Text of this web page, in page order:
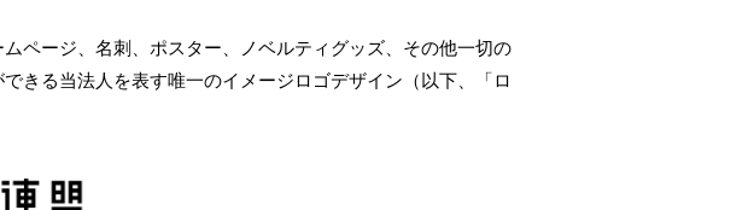
ページ、名刺、ポスター、ノベルティグッズ、その他一切の
きる当法人を表す唯一のイメージロゴデザイン（以下、「ロ